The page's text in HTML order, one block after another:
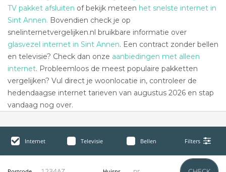
TV pakket afsluiten of bekijk meteen het snelste internet in
Sint Annen. Bovendien check je op
snelinternetvergelijken.nl bruikbare informatie over
glasvezel internet in Sint Annen. Een contract zonder bellen
en televisie? Check dan onze aanbiedingen met alleen
internet. Probleemloos de meest populaire pakketten
vergelijken? Vul direct je woonlocatie in, controleer de
hedendaagse internet tarieven van augustus 2026 en stap
vandaag nog over.
Internet Televisie Bellen Filters